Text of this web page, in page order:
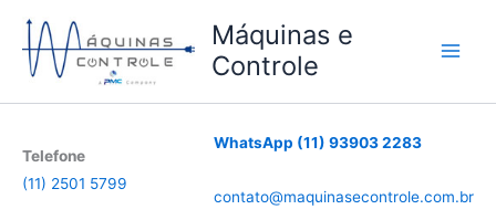
para
Máquinas e
Controle
Telefone
(11) 2501 5799
WhatsApp (11) 93903 2283
contato@maquinasecontrole.com.br